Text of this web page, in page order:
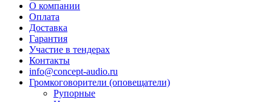
О компании
Оплата
Доставка
Гарантия
Участие в тендерах
Контакты
info@concept-audio.ru
Громкоговорители (оповещатели)
Рупорные